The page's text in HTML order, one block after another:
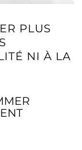
PLUS
NI À LA